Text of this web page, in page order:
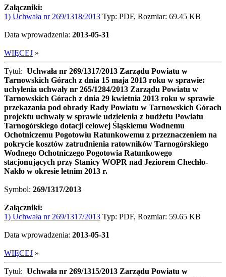
Załączniki:
1) Uchwała nr 269/1318/2013 Typ: PDF, Rozmiar: 69.45 KB
Data wprowadzenia: 2013-05-31
WIĘCEJ »
Tytuł: Uchwała nr 269/1317/2013 Zarządu Powiatu w
Tarnowskich Górach z dnia 15 maja 2013 roku w sprawie:
uchylenia uchwały nr 265/1284/2013 Zarządu Powiatu w
Tarnowskich Górach z dnia 29 kwietnia 2013 roku w sprawie
przekazania pod obrady Rady Powiatu w Tarnowskich Górach
projektu uchwały w sprawie udzielenia z budżetu Powiatu
Tarnogórskiego dotacji celowej Śląskiemu Wodnemu
Ochotniczemu Pogotowiu Ratunkowemu z przeznaczeniem na
pokrycie kosztów zatrudnienia ratowników Tarnogórskiego
Wodnego Ochotniczego Pogotowia Ratunkowego
stacjonujących przy Stanicy WOPR nad Jeziorem Chechło-
Nakło w okresie letnim 2013 r.
Symbol: 269/1317/2013
Załączniki:
1) Uchwała nr 269/1317/2013 Typ: PDF, Rozmiar: 59.65 KB
Data wprowadzenia: 2013-05-31
WIĘCEJ »
Tytuł: Uchwała nr 269/1315/2013 Zarządu Powiatu w